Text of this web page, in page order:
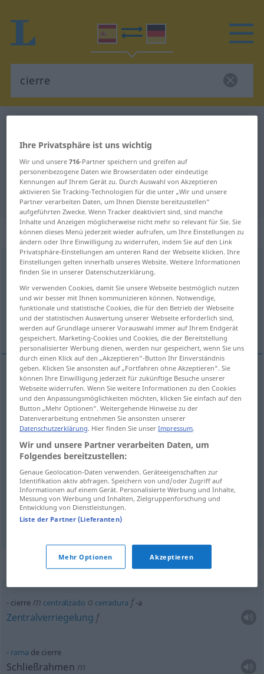
Spanisch-Deutsch Übersetzung für
"cierre"
"cierre" Deutsch Übersetzung
„cierre“: masculino
cierre [ˈθĭɛrre]m
Übersicht aller Übersetzungen
(Für mehr Details die Übersetzung anklicken/antippen)
Schloss, Verschluss Schließen, Schluss
Schlossn cierre (≈ cerradura)
Verschlussm cierre (≈ cerradura)
Schließenn cierre acción
Schlussm cierreacción
Beispielsätze für "cierre"
cierre m centralizado o cerradura f-a
Zentralverriegelung f
rama de cierre
Schließrahmen m
Ihre Privatsphäre ist uns wichtig
Wir und unsere716-Partner speichern und greifen auf
personenbezogene Daten wie Browserdaten oder eindeutige
Kennungen auf Ihrem Gerät zu. Durch Auswahl von Akzeptieren
aktivieren Sie Tracking-Technologien für die unter „Wir und unsere
Partner verarbeiten Daten, um Ihnen Dienste bereitzustellen“
aufgeführten Zwecke. Wenn Tracker deaktiviert sind, sind manche
Inhalte und Anzeigen möglicherweise nicht mehr so relevant für Sie. Sie
können dieses Menü jederzeit wieder aufrufen, um Ihre Einstellungen zu
ändern oder Ihre Einwilligung zu widerrufen, indem Sie auf den Link
Privatsphäre-Einstellungen am unteren Rand der Webseite klicken. Ihre
Einstellungen gelten innerhalb unseres Website. Weitere Informationen
finden Sie in unserer Datenschutzerklärung.
Wir verwenden Cookies, damit Sie unsere Webseite bestmöglich nutzen
und wir besser mit Ihnen kommunizieren können. Notwendige,
funktionale und statistische Cookies, die für den Betrieb der Webseite
und der statistischen Auswertung unserer Webseite erforderlich sind,
werden auf Grundlage unserer Vorauswahl immer auf Ihrem Endgerät
gespeichert. Marketing-Cookies und Cookies, die der Bereitstellung
personalisierter Werbung dienen, werden nur gespeichert, wenn Sie uns
durch einen Klick auf den „Akzeptieren“-Button Ihr Einverständnis
geben. Klicken Sie ansonsten auf „Fortfahren ohne Akzeptieren“. Sie
können Ihre Einwilligung jederzeit für zukünftige Besuche unserer
Webseite widerrufen. Wenn Sie weitere Informationen zu den Cookies
und den Anpassungsmöglichkeiten möchten, klicken Sie einfach auf den
Button „Mehr Optionen“. Weitergehende Hinweise zu der
Datenverarbeitung entnehmen Sie ansonsten unserer
Datenschutzerklärung. Hier finden Sie unserImpressum.
Wir und unsere Partner verarbeiten Daten, um
Folgendes bereitzustellen:
Genaue Geolocation-Daten verwenden. Geräteeigenschaften zur
Identifikation aktiv abfragen. Speichern von und/oder Zugriff auf
Informationen auf einem Gerät. Personalisierte Werbung und Inhalte,
Messung von Werbung und Inhalten, Zielgruppenforschung und
Entwicklung von Dienstleistungen.
Liste der Partner (Lieferanten)
Mehr Optionen Akzeptieren